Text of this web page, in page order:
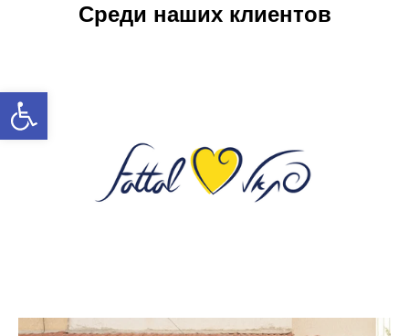
Среди наших клиентов
Открыть панель инструментов